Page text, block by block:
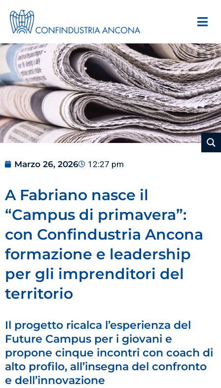
Marzo 26, 2026 12:27 pm
A Fabriano nasce il
“Campus di primavera”:
con Confindustria Ancona
formazione e leadership
per gli imprenditori del
territorio
Il progetto ricalca l’esperienza del
Future Campus per i giovani e
propone cinque incontri con coach di
alto profilo, all’insegna del confronto
e dell’innovazione